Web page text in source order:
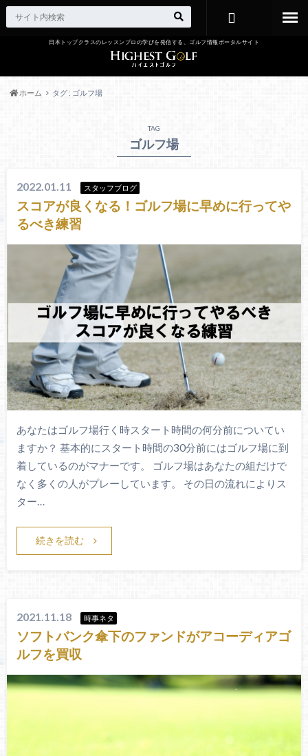
日本トップクラスのレッスンプロの学びを発信する、ゴルフ情報ポータルサイト
ホーム タグ : ゴルフ場
TAG
ゴルフ場
2022.01.11 スタッフブログ
スコアが良くなる！ゴルフ場に早めに行ってや
るべき練習
あなたはゴルフ場行く時スタート時間の何分前についてい
ますか？ 基本的にスタート時間の30分前にはゴルフ場に到
着しているのがマナーです。 ゴルフ場はあなたの組だけで
なく多くの人がプレーしています。 その日の流れによりス
ター…
続きを読む
2021.11.18 時事ネタ
ソフトバンク傘下のファンドがアコーディアゴ
ルフを買収